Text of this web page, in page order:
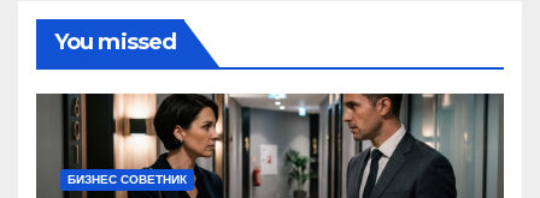
You missed
БИЗНЕС СОВЕТНИК